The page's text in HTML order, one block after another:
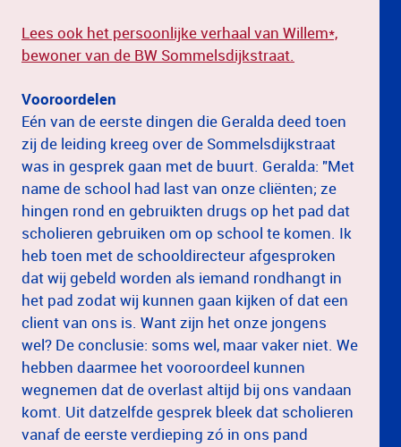
Lees ook het persoonlijke verhaal van Willem*,
bewoner van de BW Sommelsdijkstraat.
Vooroordelen
Eén van de eerste dingen die Geralda deed toen
zij de leiding kreeg over de Sommelsdijkstraat
was in gesprek gaan met de buurt. Geralda: "Met
name de school had last van onze cliënten; ze
hingen rond en gebruikten drugs op het pad dat
scholieren gebruiken om op school te komen. Ik
heb toen met de schooldirecteur afgesproken
dat wij gebeld worden als iemand rondhangt in
het pad zodat wij kunnen gaan kijken of dat een
client van ons is. Want zijn het onze jongens
wel? De conclusie: soms wel, maar vaker niet. We
hebben daarmee het vooroordeel kunnen
wegnemen dat de overlast altijd bij ons vandaan
komt. Uit datzelfde gesprek bleek dat scholieren
vanaf de eerste verdieping zó in ons pand